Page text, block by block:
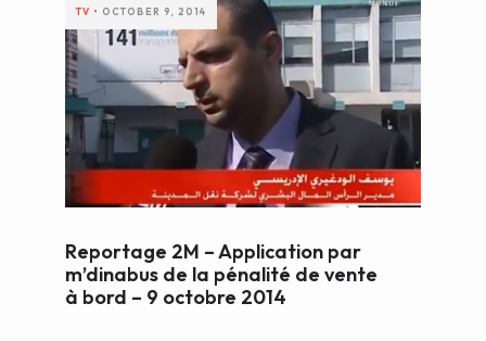
TV • OCTOBER 9, 2014
Reportage 2M – Application par
m’dinabus de la pénalité de vente
à bord – 9 octobre 2014